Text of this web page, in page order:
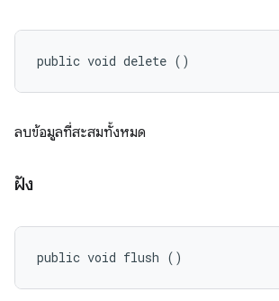
public void delete ()
ลบข้อมูลที่สะสมทั้งหมด
ฝัง
public void flush ()